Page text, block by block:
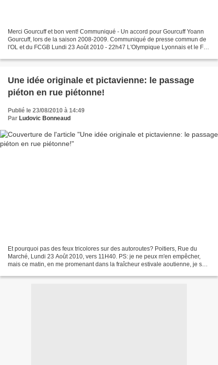
Merci Gourcuff et bon vent! Communiqué - Un accord pour Gourcuff Yoann
Gourcuff, lors de la saison 2008-2009. Communiqué de presse commun de
l'OL et du FCGB Lundi 23 Août 2010 - 22h47 L'Olympique Lyonnais et le FC
Une idée originale et pictavienne: le passage
piéton en rue piétonne!
Publié le 23/08/2010 à 14:49
Par Ludovic Bonneaud
Et pourquoi pas des feux tricolores sur des autoroutes? Poitiers, Rue du
Marché, Lundi 23 Août 2010, vers 11H40. PS: je ne peux m'en empêcher,
mais ce matin, en me promenant dans la fraîcheur estivale aoutienne, je suis